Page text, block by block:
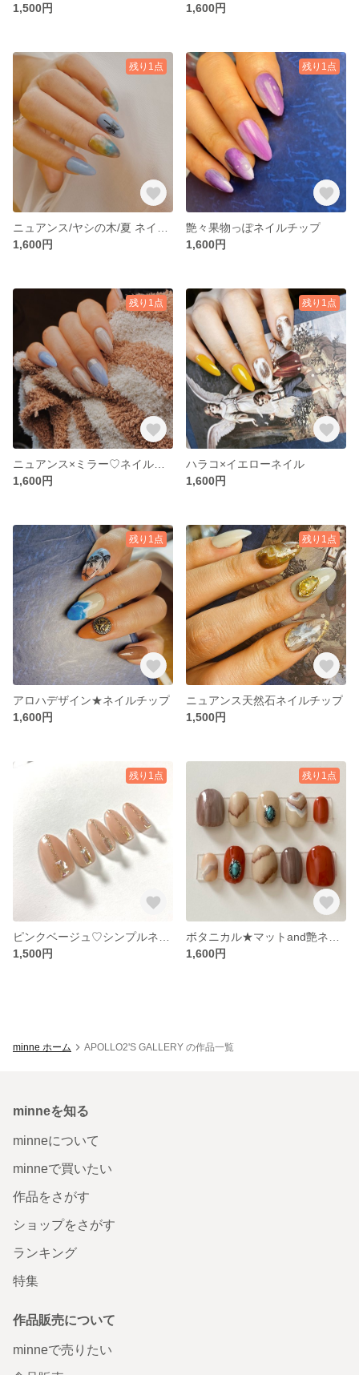
1,500円 1,600円
残り1点
1,600円
残り1点
艶々果物っぽネイルチップ
1,600円
残り1点
1,600円
残り1点
ハラコ×イエローネイル
1,600円
残り1点
アロハデザイン★ネイルチップ
1,600円
残り1点
ニュアンス天然石ネイルチップ
1,500円
残り1点
1,500円
残り1点
1,600円
minne ホーム APOLLO2'S GALLERY の作品一覧
minneを知る
minneについて
minneで買いたい
作品をさがす
ショップをさがす
ランキング
特集
作品販売について
minneで売りたい